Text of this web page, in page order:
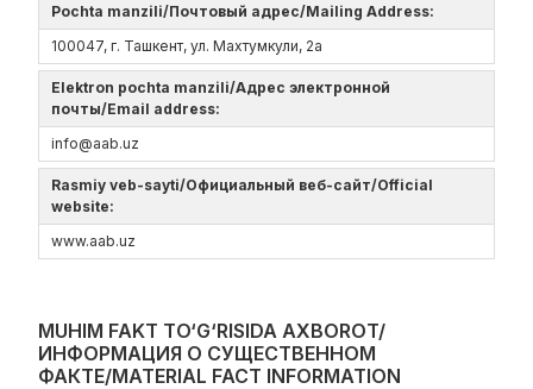
Pochta manzili/Почтовый адрес/Mailing Address:
100047, г. Ташкент, ул. Махтумкули, 2а
Elektron pochta manzili/Адрес электронной
почты/Email address:
info@aab.uz
Rasmiy veb-sayti/Официальный веб-сайт/Official
website:
www.aаb.uz
MUHIM FAKT TO‘G‘RISIDA AXBOROT/
ИНФОРМАЦИЯ О СУЩЕСТВЕННОМ
ФАКТЕ/MATERIAL FACT INFORMATION